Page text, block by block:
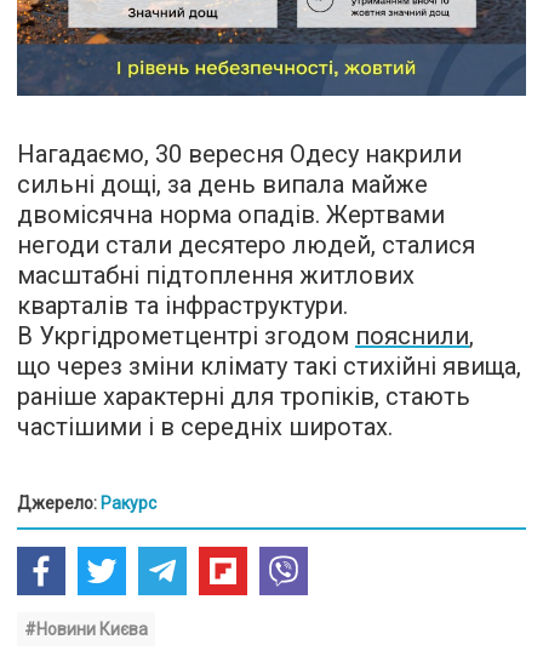
Нагадаємо, 30 вересня Одесу накрили
сильні дощі, за день випала майже
двомісячна норма опадів. Жертвами
негоди стали десятеро людей, сталися
масштабні підтоплення житлових
кварталів та інфраструктури.
В Укргідрометцентрі згодом пояснили,
що через зміни клімату такі стихійні явища,
раніше характерні для тропіків, стають
частішими і в середніх широтах.
Джерело: Ракурс
#Новини Києва